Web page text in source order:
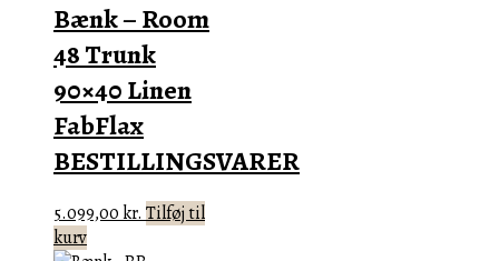
Bænk – Room
48 Trunk
90×40 Linen
FabFlax
BESTILLINGSVARER
5.099,00kr. Tilføj til
kurv